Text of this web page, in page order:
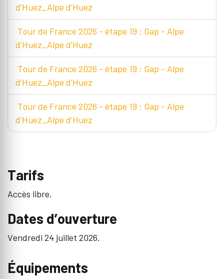
d'Huez_Alpe d'Huez
Tour de France 2026 - étape 19 : Gap - Alpe
d'Huez_Alpe d'Huez
Tour de France 2026 - étape 19 : Gap - Alpe
d'Huez_Alpe d'Huez
Tour de France 2026 - étape 19 : Gap - Alpe
d'Huez_Alpe d'Huez
Tarifs
Accès libre.
Dates d’ouverture
Vendredi 24 juillet 2026.
Équipements